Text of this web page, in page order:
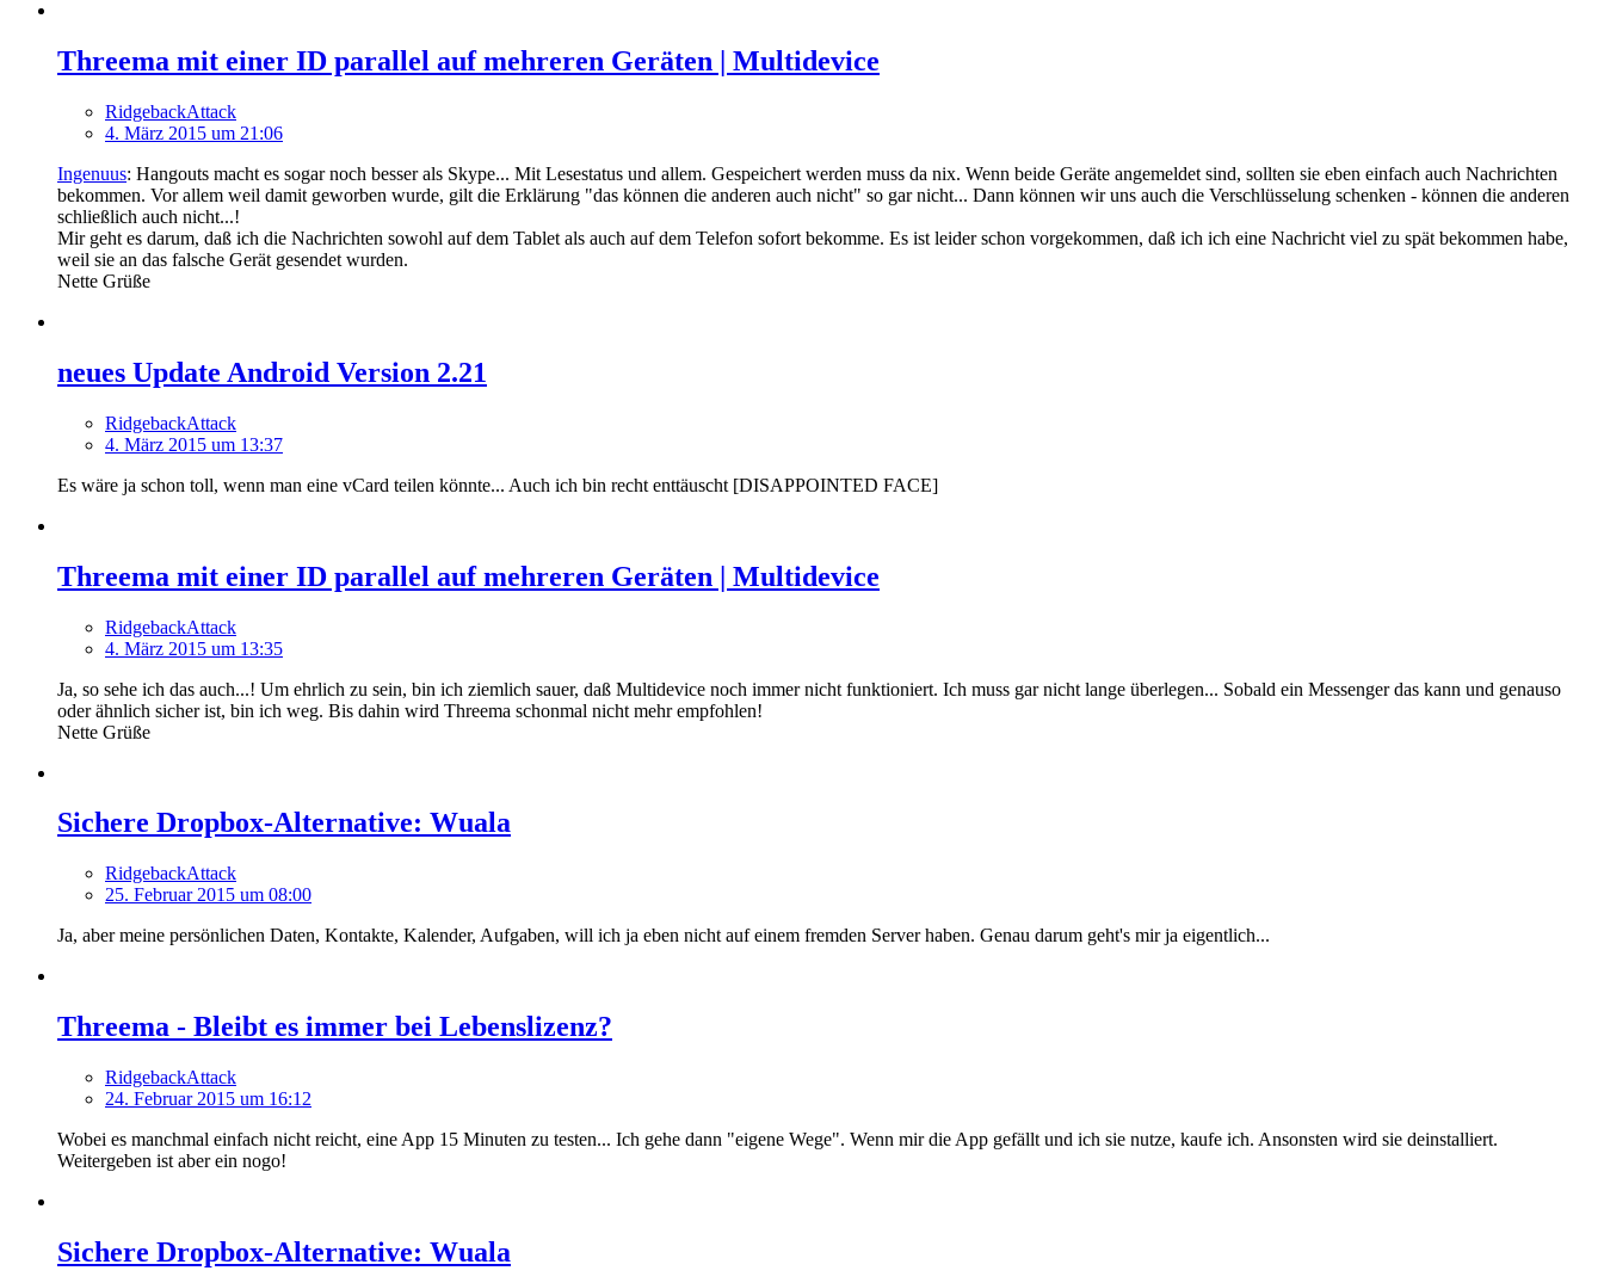
Threema mit einer ID parallel auf mehreren Geräten | Multidevice
RidgebackAttack
4. März 2015 um 21:06
Ingenuus: Hangouts macht es sogar noch besser als Skype... Mit Lesestatus und allem. Gespeichert werden muss da nix. Wenn beide Geräte angemeldet sind, sollten sie eben einfach auch Nachrichten
bekommen. Vor allem weil damit geworben wurde, gilt die Erklärung "das können die anderen auch nicht" so gar nicht... Dann können wir uns auch die Verschlüsselung schenken - können die anderen
schließlich auch nicht...!
Mir geht es darum, daß ich die Nachrichten sowohl auf dem Tablet als auch auf dem Telefon sofort bekomme. Es ist leider schon vorgekommen, daß ich ich eine Nachricht viel zu spät bekommen habe,
weil sie an das falsche Gerät gesendet wurden.
Nette Grüße
neues Update Android Version 2.21
RidgebackAttack
4. März 2015 um 13:37
Es wäre ja schon toll, wenn man eine vCard teilen könnte... Auch ich bin recht enttäuscht [DISAPPOINTED FACE]
Threema mit einer ID parallel auf mehreren Geräten | Multidevice
RidgebackAttack
4. März 2015 um 13:35
Ja, so sehe ich das auch...! Um ehrlich zu sein, bin ich ziemlich sauer, daß Multidevice noch immer nicht funktioniert. Ich muss gar nicht lange überlegen... Sobald ein Messenger das kann und genauso
oder ähnlich sicher ist, bin ich weg. Bis dahin wird Threema schonmal nicht mehr empfohlen!
Nette Grüße
Sichere Dropbox-Alternative: Wuala
RidgebackAttack
25. Februar 2015 um 08:00
Ja, aber meine persönlichen Daten, Kontakte, Kalender, Aufgaben, will ich ja eben nicht auf einem fremden Server haben. Genau darum geht's mir ja eigentlich...
Threema - Bleibt es immer bei Lebenslizenz?
RidgebackAttack
24. Februar 2015 um 16:12
Wobei es manchmal einfach nicht reicht, eine App 15 Minuten zu testen... Ich gehe dann "eigene Wege". Wenn mir die App gefällt und ich sie nutze, kaufe ich. Ansonsten wird sie deinstalliert.
Weitergeben ist aber ein nogo!
Sichere Dropbox-Alternative: Wuala